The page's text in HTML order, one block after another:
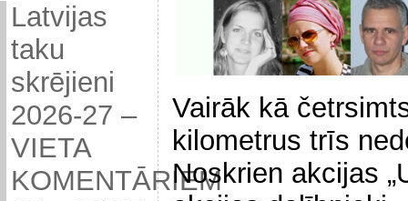
Latvijas
taku
skrējieni
2026-27 –
VIETA
KOMENTĀRIEM
Vairāk kā
kilometrus trīs
Noskrien akcijas